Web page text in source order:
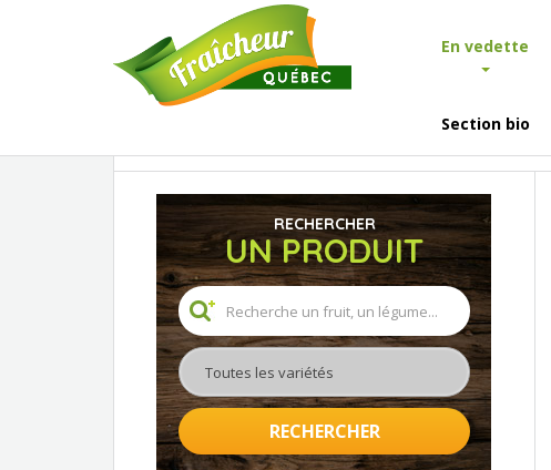
En vedette
Section bio
RECHERCHER
UN PRODUIT
Toutes les variétés
RECHERCHER